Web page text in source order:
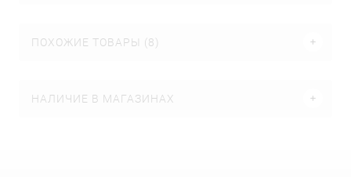
ПОХОЖИЕ ТОВАРЫ (8)
НАЛИЧИЕ В МАГАЗИНАХ